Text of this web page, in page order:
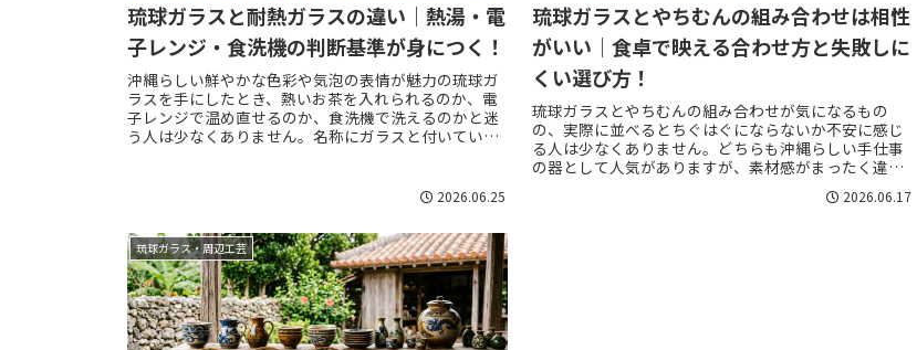
琉球ガラスと耐熱ガラスの違い｜熱湯・電
子レンジ・食洗機の判断基準が身につく！
沖縄らしい鮮やかな色彩や気泡の表情が魅力の琉球ガ
ラスを手にしたとき、熱いお茶を入れられるのか、電
子レンジで温め直せるのか、食洗機で洗えるのかと迷
う人は少なくありません。名称にガラスと付いている
2026.06.25
琉球ガラスとやちむんの組み合わせは相性
がいい｜食卓で映える合わせ方と失敗しに
くい選び方！
琉球ガラスとやちむんの組み合わせが気になるもの
の、実際に並べるとちぐはぐにならないか不安に感じ
る人は少なくありません。どちらも沖縄らしい手仕事
の器として人気がありますが、素材感がまったく違う
2026.06.17
琉球ガラス・周辺工芸